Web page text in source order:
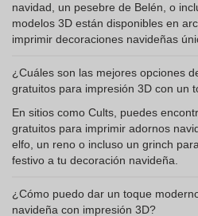
navidad, un pesebre de Belén, o
modelos 3D están disponibles en
imprimir decoraciones navideñas
¿Cuáles son las mejores opciones
gratuitos para impresión 3D con un
En sitios como Cults, puedes
gratuitos para imprimir adornos
elfo, un reno o incluso un grinch
festivo a tu decoración navideña.
¿Cómo puedo dar un toque
navideña con impresión 3D?